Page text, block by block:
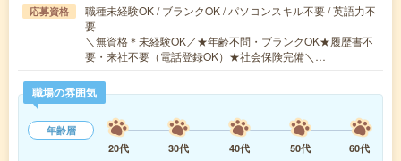
応募資格
職種未経験OK / ブランクOK / パソコンスキル不要 / 英語力不
要
＼無資格＊未経験OK／★年齢不問・ブランクOK★履歴書不
要・来社不要（電話登録OK）★社会保険完備＼…
職場の雰囲気
年齢層
20代
30代 40代 50代 60代